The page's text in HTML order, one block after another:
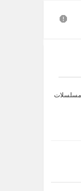
سيما كلوب مسلسلات